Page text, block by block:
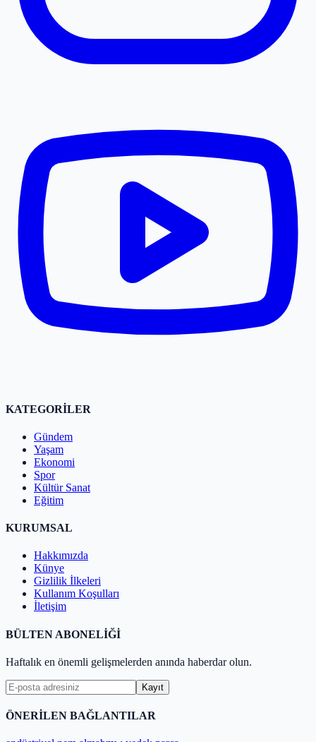
KATEGORİLER
Gündem
Yaşam
Ekonomi
Spor
Kültür Sanat
Eğitim
KURUMSAL
Hakkımızda
Künye
Gizlilik İlkeleri
Kullanım Koşulları
İletişim
BÜLTEN ABONELİĞİ
Haftalık en önemli gelişmelerden anında haberdar olun.
Kayıt
ÖNERİLEN BAĞLANTILAR